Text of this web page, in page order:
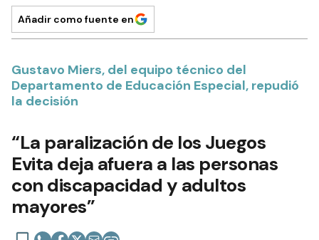
Añadir como fuente en
Gustavo Miers, del equipo técnico del
Departamento de Educación Especial, repudió
la decisión
“La paralización de los Juegos
Evita deja afuera a las personas
con discapacidad y adultos
mayores”